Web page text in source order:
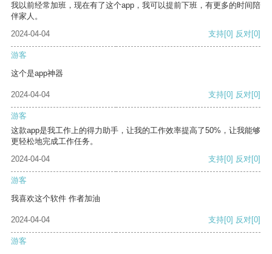
我以前经常加班，现在有了这个app，我可以提前下班，有更多的时间陪
伴家人。
2024-04-04
支持[0] 反对[0]
游客
这个是app神器
2024-04-04 支持[0] 反对[0]
游客
这款app是我工作上的得力助手，让我的工作效率提高了50%，让我能够
更轻松地完成工作任务。
2024-04-04
支持[0] 反对[0]
游客
我喜欢这个软件 作者加油
2024-04-04 支持[0] 反对[0]
游客